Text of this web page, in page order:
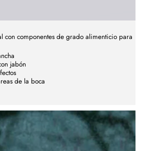
con componentes de grado alimenticio para
jabón
de la boca